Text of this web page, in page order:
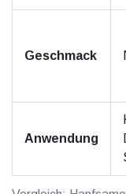
Geschmack
Anwendung